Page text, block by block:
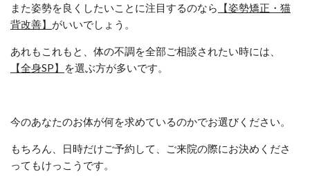
また姿勢を良くしたいことに注目するのなら
【姿勢矯正・猫
背改善】 がいいでしょう。
あれもこれもと、体の不調を全部ご相談されたい時には、
【全身SP】
を選ぶ方が多いです。
今のあなたのお体が何を求めているのかでお選びください。
もちろん、日時だけご予約して、ご来院の際にお決めくださ
ってもけっこうです。